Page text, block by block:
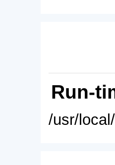
Run-
/usr/